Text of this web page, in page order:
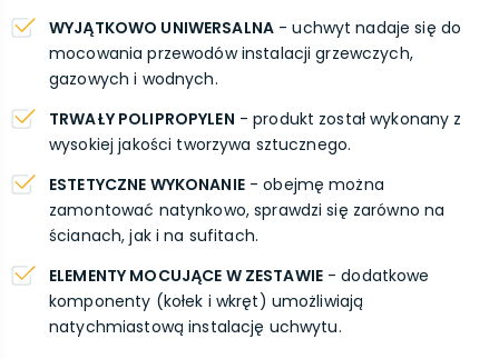
WYJĄTKOWO UNIWERSALNA- uchwyt nadaje się do
mocowania przewodów instalacji grzewczych,
gazowych i wodnych.
TRWAŁY POLIPROPYLEN - produkt został wykonany z
wysokiej jakości tworzywa sztucznego.
ESTETYCZNE WYKONANIE- obejmę można
zamontować natynkowo, sprawdzi się zarówno na
ścianach, jak i na sufitach.
ELEMENTY MOCUJĄCE W ZESTAWIE- dodatkowe
komponenty (kołek i wkręt) umożliwiają
natychmiastową instalację uchwytu.